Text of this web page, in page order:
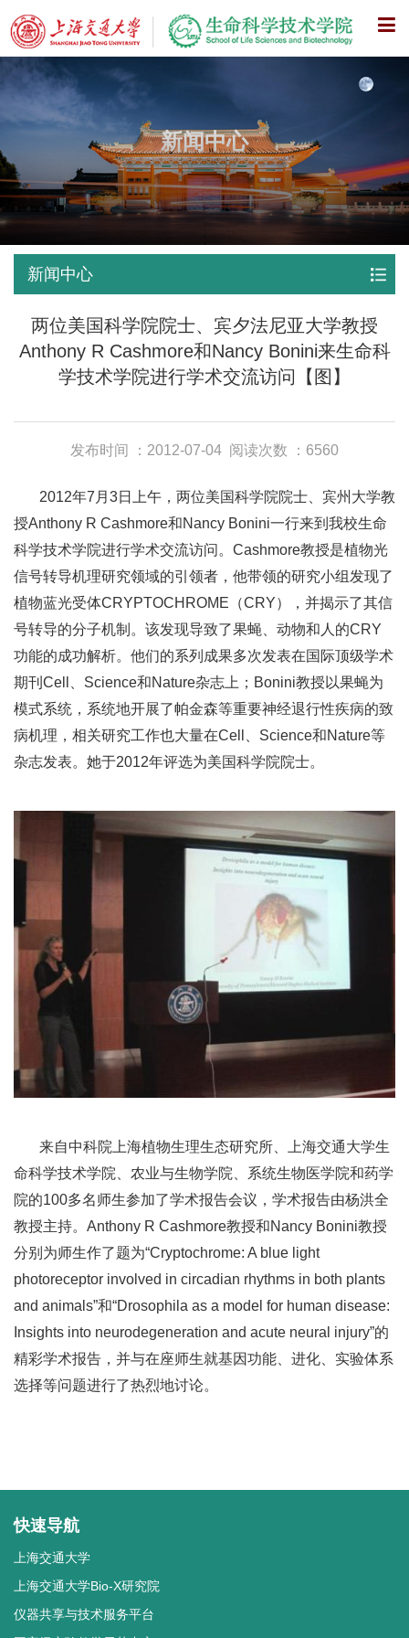
X
新闻中心
新闻中心
两位美国科学院院士、宾夕法尼亚大学教授
Anthony R Cashmore和Nancy Bonini来生命科
学技术学院进行学术交流访问【图】
发布时间 ：2012-07-04 阅读次数 ：6560
2012年7月3日上午，两位美国科学院院士、宾州大学教
授Anthony R Cashmore和Nancy Bonini一行来到我校生命
科学技术学院进行学术交流访问。Cashmore教授是植物光
信号转导机理研究领域的引领者，他带领的研究小组发现了
植物蓝光受体CRYPTOCHROME（CRY），并揭示了其信
号转导的分子机制。该发现导致了果蝇、动物和人的CRY
功能的成功解析。他们的系列成果多次发表在国际顶级学术
期刊Cell、Science和Nature杂志上；Bonini教授以果蝇为
模式系统，系统地开展了帕金森等重要神经退行性疾病的致
病机理，相关研究工作也大量在Cell、Science和Nature等
杂志发表。她于2012年评选为美国科学院院士。
来自中科院上海植物生理生态研究所、上海交通大学生
命科学技术学院、农业与生物学院、系统生物医学院和药学
院的100多名师生参加了学术报告会议，学术报告由杨洪全
教授主持。Anthony R Cashmore教授和Nancy Bonini教授
分别为师生作了题为“Cryptochrome: A blue light
photoreceptor involved in circadian rhythms in both plants
and animals”和“Drosophila as a model for human disease:
Insights into neurodegeneration and acute neural injury”的
精彩学术报告，并与在座师生就基因功能、进化、实验体系
选择等问题进行了热烈地讨论。
快速导航
上海交通大学
上海交通大学Bio-X研究院
仪器共享与技术服务平台